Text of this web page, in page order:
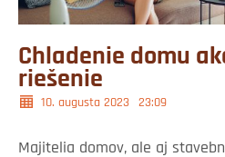
Chladenie domu
riešenie
10. augusta 2023 23:09
Majitelia domov, ale aj